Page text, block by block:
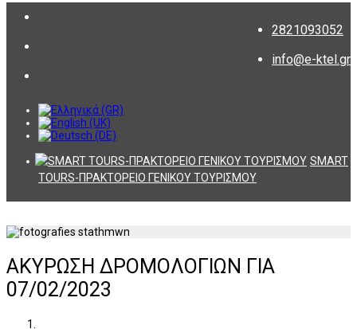
2821093052
info@e-ktel.gr
SMART
TOURS-ΠΡΑΚΤΟΡΕΙΟ ΓΕΝΙΚΟΥ ΤΟΥΡΙΣΜΟΥ
ΑΚΥΡΩΣΗ ΔΡΟΜΟΛΟΓΙΩΝ ΓΙΑ
07/02/2023